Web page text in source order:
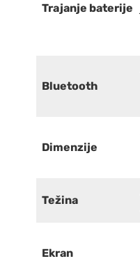
Trajanje baterije
Bluetooth
Dimenzije
Težina
Ekran